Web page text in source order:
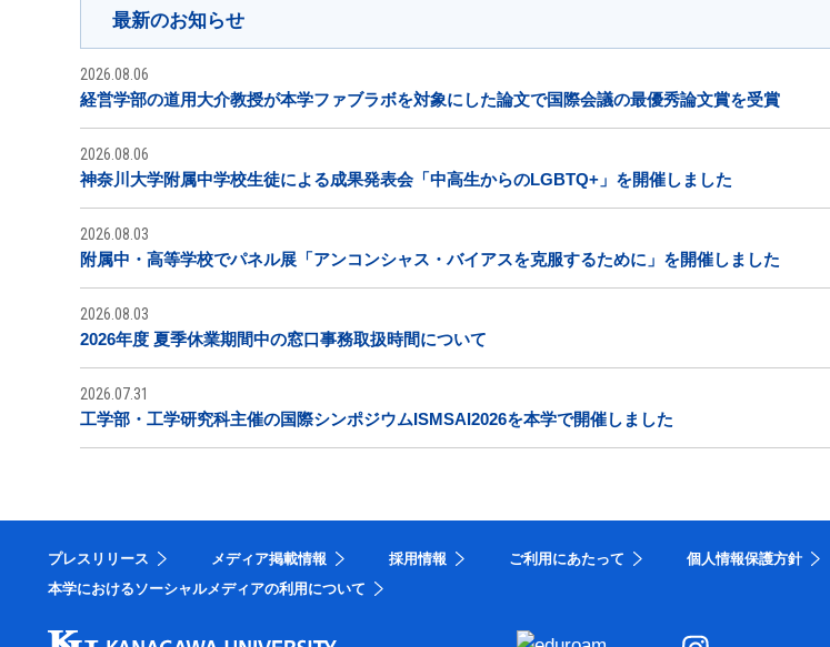
最新のお知らせ
2026.08.06
経営学部の道用大介教授が本学ファブラボを対象にした論文で国際会議の最優秀論文賞を受賞
2026.08.06
神奈川大学附属中学校生徒による成果発表会「中高生からのLGBTQ+」を開催しました
2026.08.03
附属中・高等学校でパネル展「アンコンシャス・バイアスを克服するために」を開催しました
2026.08.03
2026年度 夏季休業期間中の窓口事務取扱時間について
2026.07.31
工学部・工学研究科主催の国際シンポジウムISMSAI2026を本学で開催しました
プレスリリース メディア掲載情報 採用情報 ご利用にあたって 個人情報保護方針
本学におけるソーシャルメディアの利用について